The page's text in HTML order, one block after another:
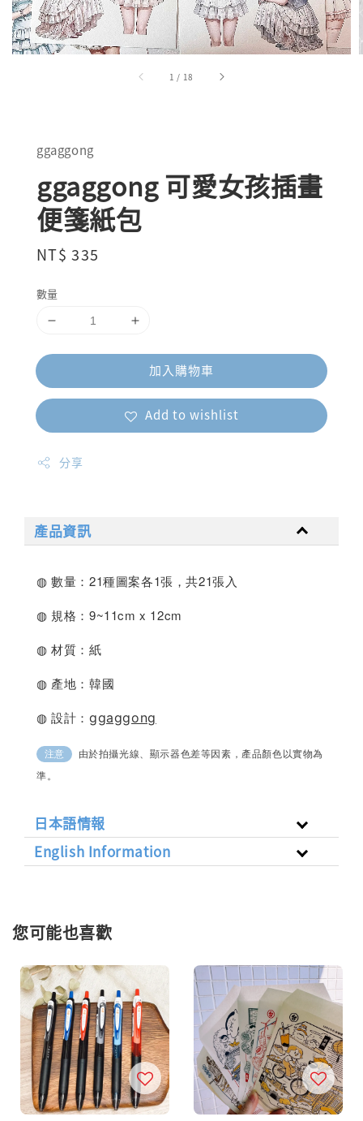
1 / 18
ggaggong
ggaggong 可愛女孩插畫
便箋紙包
Regular
NT$ 335
數量
加入購物車
Add to wishlist
分享
產品資訊
◍ 數量：21種圖案各1張，共21張入
◍ 規格：9~11cm x 12cm
◍ 材質：紙
◍ 產地：韓國
◍ 設計： ggaggong
注意
由於拍攝光線、顯示器色差等因素，產品顏色以實物為
準。
日本語情報
English Information
您可能也喜歡